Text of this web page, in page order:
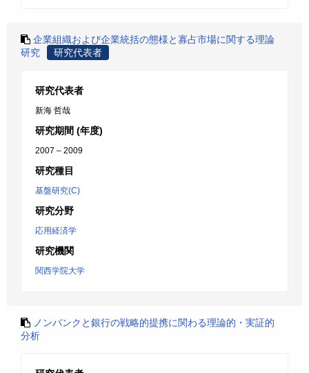
企業組織および企業統括の態様と寡占市場に関する理論
研究
研究代表者
研究代表者
新海 哲哉
研究期間 (年度)
2007 – 2009
研究種目
基盤研究(C)
研究分野
応用経済学
研究機関
関西学院大学
ノンバンクと銀行の戦略的提携に関わる理論的・実証的
分析